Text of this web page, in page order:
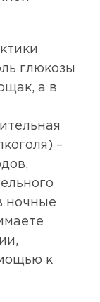
глюкозы
а в
–
ночные
к